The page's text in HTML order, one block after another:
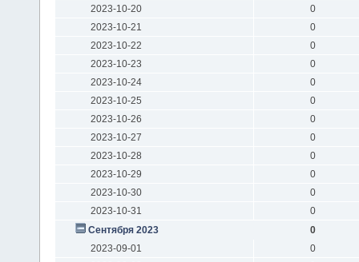
2023-10-20
0
2023-10-21
0
2023-10-22
0
2023-10-23
0
2023-10-24
0
2023-10-25
0
2023-10-26
0
2023-10-27
0
2023-10-28
0
2023-10-29
0
2023-10-30
0
2023-10-31
0
Сентября 2023
0
2023-09-01
0